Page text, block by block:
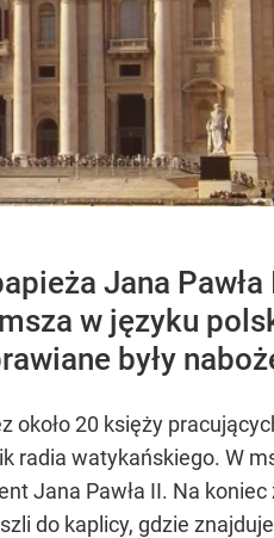
Jana
w języku
były
około 20 księży
radia watykańskiego. W
Jana Pawła II. Na
do kaplicy, gdzie